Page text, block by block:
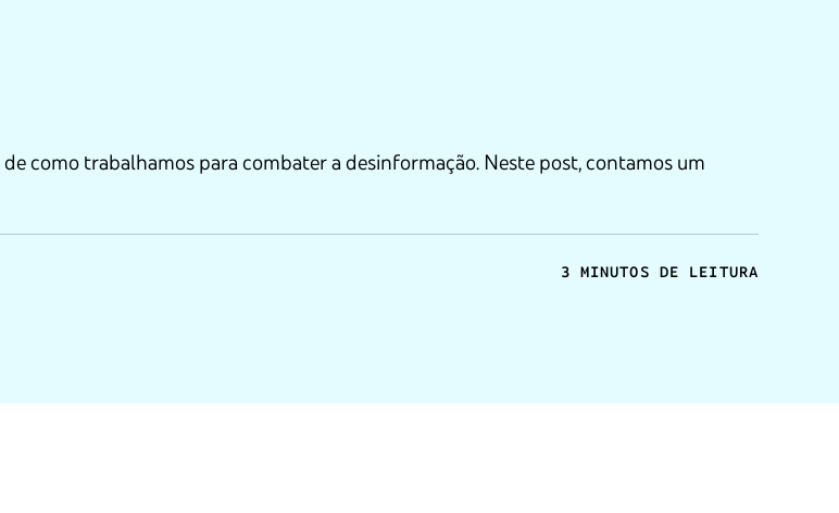
como trabalhamos para combater a desinformação. Neste post, contamos um
3 MINUTOS DE LEITURA